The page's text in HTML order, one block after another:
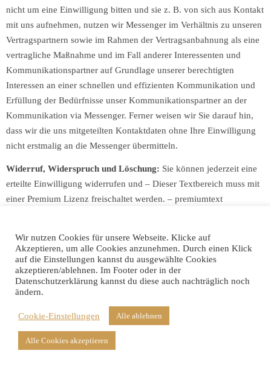
nicht um eine Einwilligung bitten und sie z. B. von sich aus Kontakt
mit uns aufnehmen, nutzen wir Messenger im Verhältnis zu unseren
Vertragspartnern sowie im Rahmen der Vertragsanbahnung als eine
vertragliche Maßnahme und im Fall anderer Interessenten und
Kommunikationspartner auf Grundlage unserer berechtigten
Interessen an einer schnellen und effizienten Kommunikation und
Erfüllung der Bedürfnisse unser Kommunikationspartner an der
Kommunikation via Messenger. Ferner weisen wir Sie darauf hin,
dass wir die uns mitgeteilten Kontaktdaten ohne Ihre Einwilligung
nicht erstmalig an die Messenger übermitteln.
Widerruf, Widerspruch und Löschung: Sie können jederzeit eine
erteilte Einwilligung widerrufen und – Dieser Textbereich muss mit
einer Premium Lizenz freischaltet werden. – premiumtext
premiumtext premiumtext premiumtext premiumtext premiumtext
premiumtext premiumtext premiumtext premiumtext premiumtext
premiumtext premiumtext premiumtext premiumtext premiumtext
premiumtext premiumtext premiumtext premiumtext premiumtext
premiumtext premiumtext premiumtext premiumtext premiumtext
premiumtext premiumtext premiumtext premiumtext premiumtext
premiumtext premiumtext premiumtext premiumtext premiumtext
Wir nutzen Cookies für unsere Webseite. Klicke auf
Akzeptieren, um alle Cookies anzunehmen. Durch einen Klick
auf die Einstellungen kannst du ausgewählte Cookies
akzeptieren/ablehnen. Im Footer oder in der
Datenschutzerklärung kannst du diese auch nachträglich noch
ändern.
Cookie-Einstellungen Alle ablehnen
Alle Cookies akzeptieren